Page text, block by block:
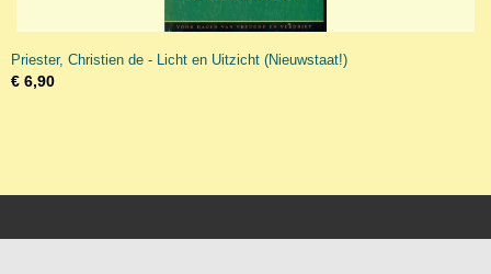
Priester, Christien de - Licht en Uitzicht (Nieuwstaat!)
€ 6,90